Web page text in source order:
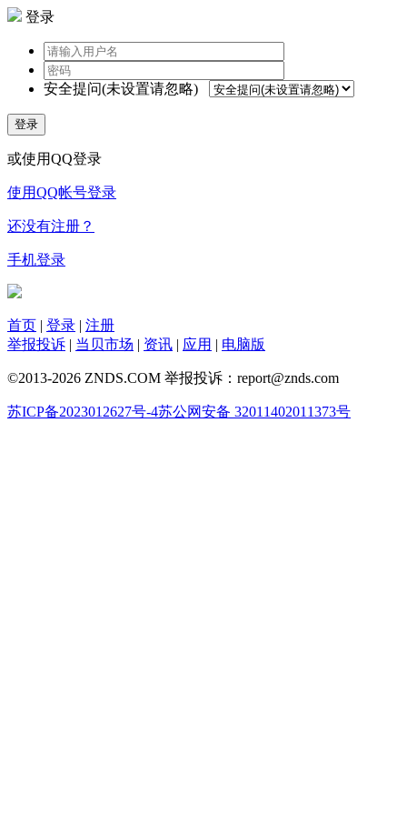
登录
安全提问(未设置请忽略)
登录
或使用QQ登录
使用QQ帐号登录
还没有注册？
手机登录
首页 | 登录 | 注册
举报投诉 | 当贝市场 | 资讯 | 应用 | 电脑版
©2013-2026 ZNDS.COM 举报投诉：report@znds.com
苏ICP备2023012627号-4苏公网安备 32011402011373号